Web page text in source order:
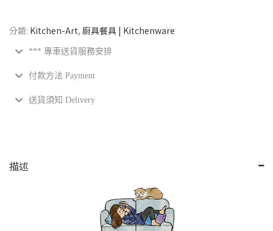
分類: Kitchen-Art, 廚具餐具 | Kitchenware
*** 專車送貨服務安排
付款方法 Payment
送貨須知 Delivery
描述